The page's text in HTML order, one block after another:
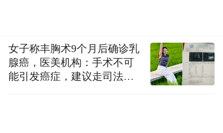
女子称丰胸术9个月后确诊乳
腺癌，医美机构：手术不可
能引发癌症，建议走司法途